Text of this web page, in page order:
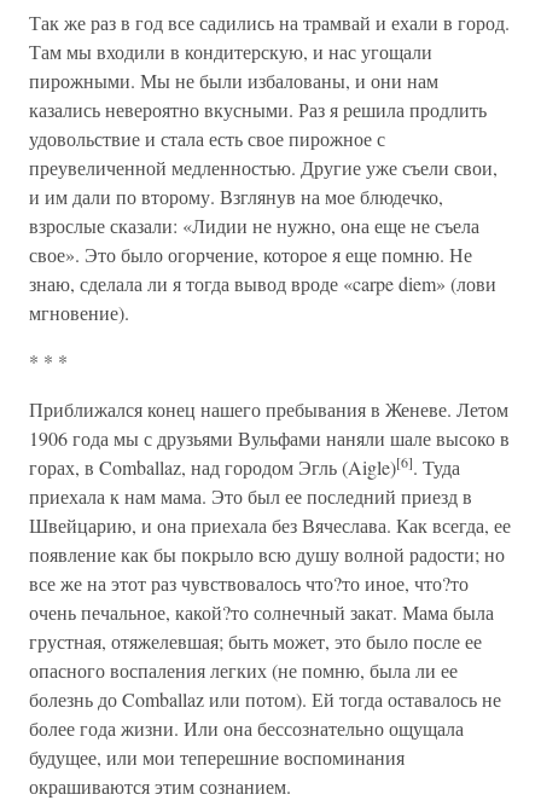
Так же раз в год все садились на трамвай и ехали в город.
Там мы входили в кондитерскую, и нас угощали
пирожными. Мы не были избалованы, и они нам
казались невероятно вкусными. Раз я решила продлить
удовольствие и стала есть свое пирожное с
преувеличенной медленностью. Другие уже съели свои,
и им дали по второму. Взглянув на мое блюдечко,
взрослые сказали: «Лидии не нужно, она еще не съела
свое». Это было огорчение, которое я еще помню. Не
знаю, сделала ли я тогда вывод вроде «carpe diem» (лови
мгновение).
* * *
Приближался конец нашего пребывания в Женеве. Летом
1906 года мы с друзьями Вульфами наняли шале высоко в
горах, в Comballaz, над городом Эгль (Aigle)[6]. Туда
приехала к нам мама. Это был ее последний приезд в
Швейцарию, и она приехала без Вячеслава. Как всегда, ее
появление как бы покрыло всю душу волной радости; но
все же на этот раз чувствовалось что?то иное, что?то
очень печальное, какой?то солнечный закат. Мама была
грустная, отяжелевшая; быть может, это было после ее
опасного воспаления легких (не помню, была ли ее
болезнь до Comballaz или потом). Ей тогда оставалось не
более года жизни. Или она бессознательно ощущала
будущее, или мои теперешние воспоминания
окрашиваются этим сознанием.